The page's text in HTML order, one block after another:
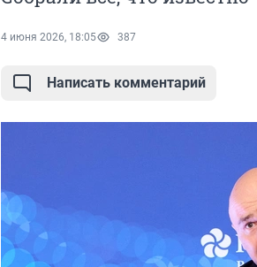
4 июня 2026, 18:05 387
Написать комментарий